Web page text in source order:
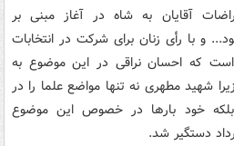
آقایان به شاه در آغاز مبنی بر
و با رأی زنان برای شرکت در انتخابات
که احسان نراقی در این موضوع به
شهید مطهری نه تنها مواضع علما را در
بلکه خود بارها در خصوص این موضوع